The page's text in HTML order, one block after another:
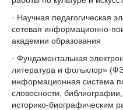
· Научная педагогическая
сетевая информационно-
академии образования
· Фундаментальная
литература и фольклор»
информационная система
словесности,
историко-биографическим